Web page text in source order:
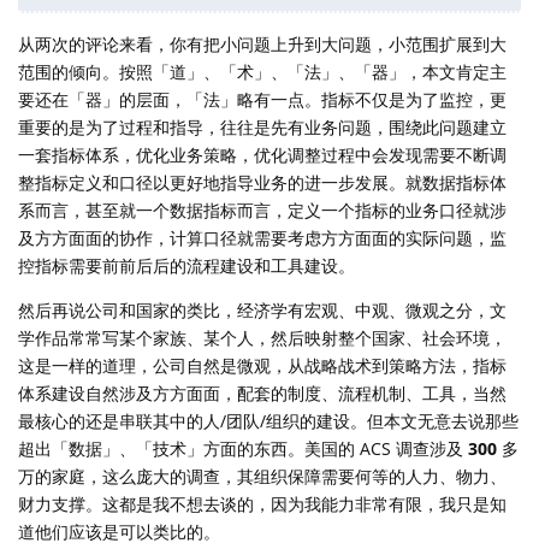
从两次的评论来看，你有把小问题上升到大问题，小范围扩展到大
范围的倾向。按照「道」、「术」、「法」、「器」，本文肯定主
要还在「器」的层面，「法」略有一点。指标不仅是为了监控，更
重要的是为了过程和指导，往往是先有业务问题，围绕此问题建立
一套指标体系，优化业务策略，优化调整过程中会发现需要不断调
整指标定义和口径以更好地指导业务的进一步发展。就数据指标体
系而言，甚至就一个数据指标而言，定义一个指标的业务口径就涉
及方方面面的协作，计算口径就需要考虑方方面面的实际问题，监
控指标需要前前后后的流程建设和工具建设。
然后再说公司和国家的类比，经济学有宏观、中观、微观之分，文
学作品常常写某个家族、某个人，然后映射整个国家、社会环境，
这是一样的道理，公司自然是微观，从战略战术到策略方法，指标
体系建设自然涉及方方面面，配套的制度、流程机制、工具，当然
最核心的还是串联其中的人/团队/组织的建设。但本文无意去说那些
超出「数据」、「技术」方面的东西。美国的 ACS 调查涉及 300 多
万的家庭，这么庞大的调查，其组织保障需要何等的人力、物力、
财力支撑。这都是我不想去谈的，因为我能力非常有限，我只是知
道他们应该是可以类比的。